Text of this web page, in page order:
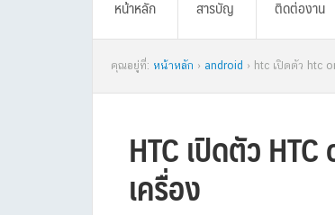
หน้าหลัก สารบัญ ติดต่องาน
คุณอยู่ที่: หน้าหลัก › android › htc เปิดตัว htc
HTC เปิดตัว
เครื่อง